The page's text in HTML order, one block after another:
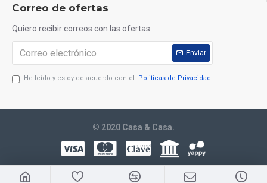
Correo de ofertas
Quiero recibir correos con las ofertas.
Enviar
He leído y estoy de acuerdo con el Politicas de Privacidad
© 2020 Casa & Casa.